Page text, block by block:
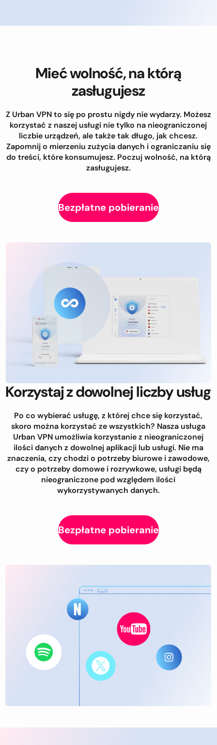
Mieć wolność, na którą
zasługujesz
Z Urban VPN to się po prostu nigdy nie wydarzy. Możesz
korzystać z naszej usługi nie tylko na nieograniczonej
liczbie urządzeń, ale także tak długo, jak chcesz.
Zapomnij o mierzeniu zużycia danych i ograniczaniu się
do treści, które konsumujesz. Poczuj wolność, na którą
zasługujesz.
Bezpłatne pobieranie
Korzystaj z dowolnej liczby usług
Po co wybierać usługę, z której chce się korzystać,
skoro można korzystać ze wszystkich? Nasza usługa
Urban VPN umożliwia korzystanie z nieograniczonej
ilości danych z dowolnej aplikacji lub usługi. Nie ma
znaczenia, czy chodzi o potrzeby biurowe i zawodowe,
czy o potrzeby domowe i rozrywkowe, usługi będą
nieograniczone pod względem ilości
wykorzystywanych danych.
Bezpłatne pobieranie